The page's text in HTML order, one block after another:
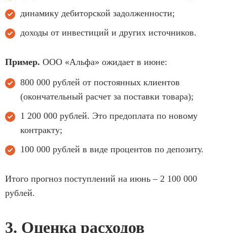
динамику дебиторской задолженности;
доходы от инвестиций и других источников.
Пример. ООО «Альфа» ожидает в июне:
800 000 рублей от постоянных клиентов
(окончательный расчет за поставки товара);
1 200 000 рублей. Это предоплата по новому
контракту;
100 000 рублей в виде процентов по депозиту.
Итого прогноз поступлений на июнь – 2 100 000
рублей.
3. Оценка расходов